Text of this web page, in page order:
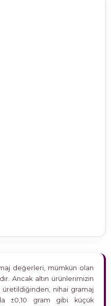
değerleri, mümkün olan
Ancak altın ürünlerimizin
nihai gramaj
±0,10 gram gibi küçük